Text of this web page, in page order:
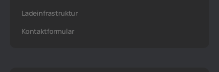
Ladeinfrastruktur
Kontaktformular